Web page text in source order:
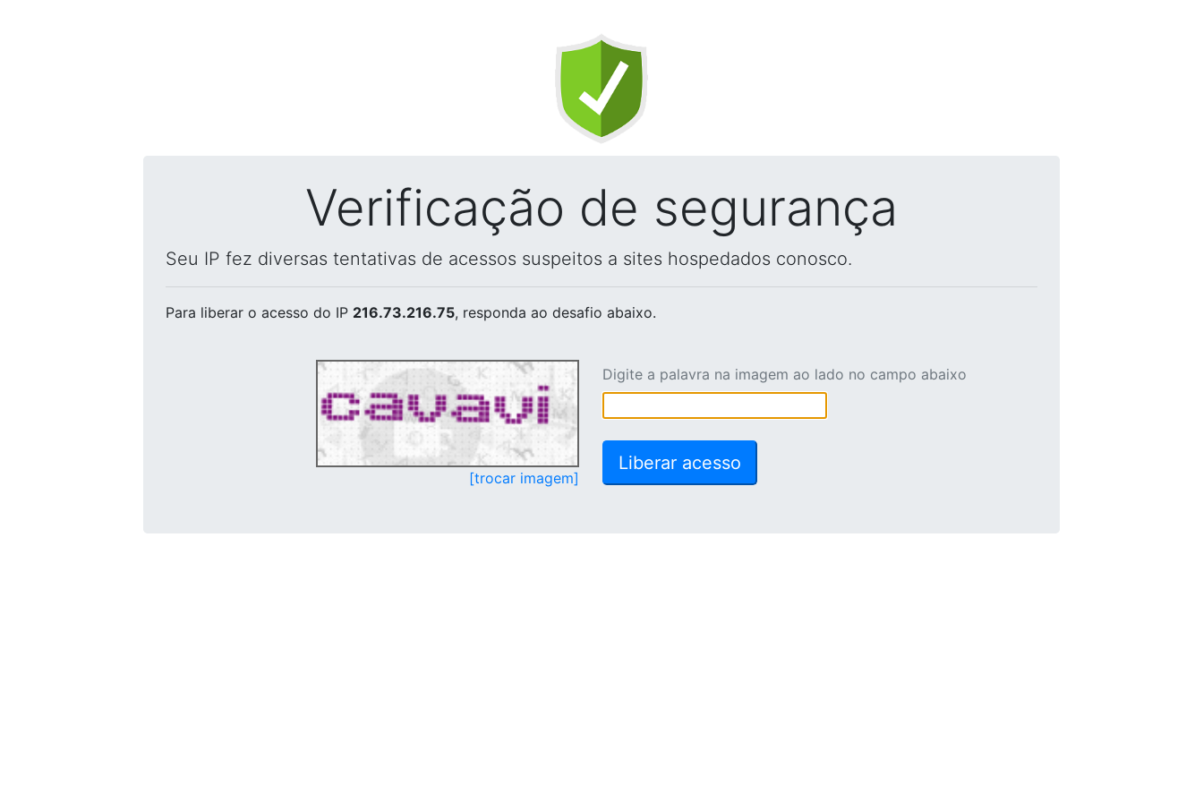
Verificação de segurança
Seu IP fez diversas tentativas de acessos suspeitos a sites hospedados conosco.
Para liberar o acesso do IP 216.73.216.75, responda ao desafio abaixo.
[trocar imagem]
Digite a palavra na imagem ao lado no campo abaixo